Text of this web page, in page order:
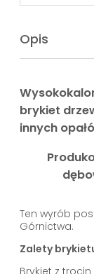
Opis
brykiet
innych
Ten wyrób
Górnictwa.
Zalety